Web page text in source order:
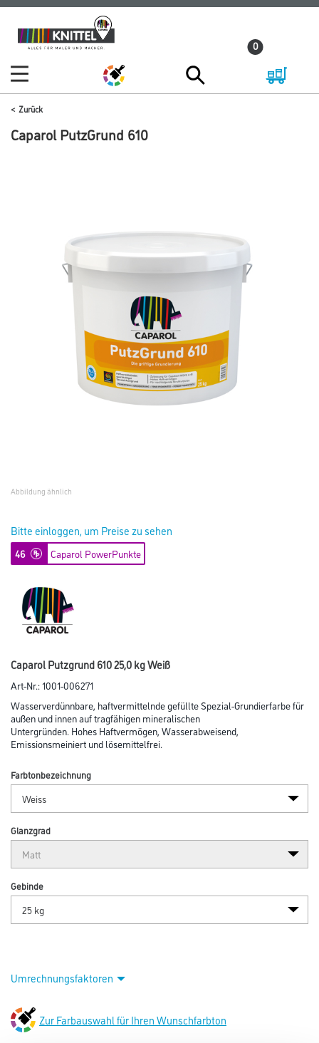
Zum
Inhalt
Zum
Navigationsmenü
0
Zurück
Caparol PutzGrund 610
Abbildung ähnlich
Bitte einloggen, um Preise zu sehen
46 Caparol PowerPunkte
Caparol Putzgrund 610 25,0 kg Weiß
Art-Nr.:1001-006271
Wasserverdünnbare, haftvermittelnde gefüllte Spezial-Grundierfarbe für
außen und innen auf tragfähigen mineralischen
Untergründen. Hohes Haftvermögen, Wasserabweisend,
Emissionsmeiniert und lösemittelfrei.
Farbtonbezeichnung
Glanzgrad
Gebinde
Umrechnungsfaktoren
Zur Farbauswahl für Ihren Wunschfarbton